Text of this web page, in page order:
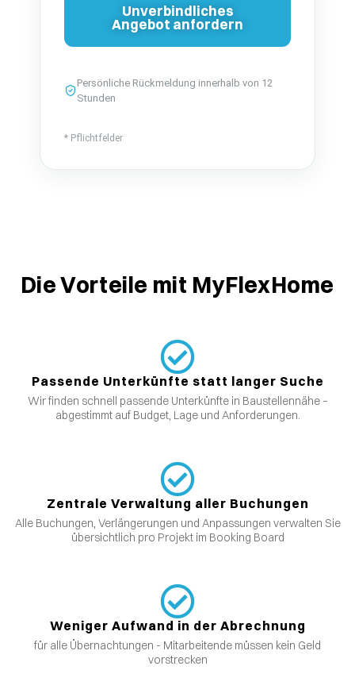
Unverbindliches
Angebot anfordern
Persönliche Rückmeldung innerhalb von 12
Stunden
* Pflichtfelder
Die Vorteile mit MyFlexHome
Passende Unterkünfte statt langer Suche
Wir finden schnell passende Unterkünfte in Baustellennähe –
abgestimmt auf Budget, Lage und Anforderungen.
Zentrale Verwaltung aller Buchungen
Alle Buchungen, Verlängerungen und Anpassungen verwalten Sie
übersichtlich pro Projekt im Booking Board
Weniger Aufwand in der Abrechnung
für alle Übernachtungen - Mitarbeitende müssen kein Geld
vorstrecken